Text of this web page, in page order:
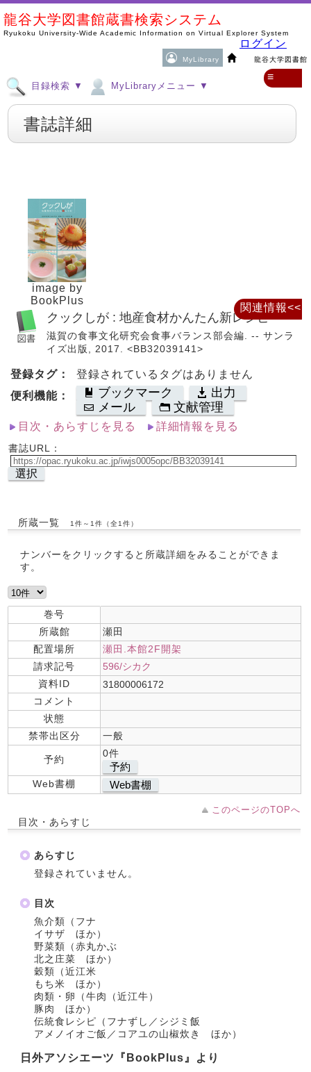
龍谷大学図書館蔵書検索システム
Ryukoku University-Wide Academic Information on Virtual Explorer System
MyLibrary 龍谷大学図書館
ログイン
目録検索 ▼ MyLibraryメニュー ▼
≡
書誌詳細
image by
BookPlus
クックしが : 地産食材かんたん新レシピ
滋賀の食事文化研究会食事バランス部会編. -- サンラ
イズ出版, 2017. <BB32039141>
登録タグ：
登録されているタグはありません
便利機能：
ブックマーク
出力
メール
文献管理
目次・あらすじを見る 詳細情報を見る
書誌URL：
選択
所蔵一覧 1件～1件（全1件）
ナンバーをクリックすると所蔵詳細をみることができま
す。
巻号
所蔵館
瀬田
配置場所
瀬田.本館2F開架
請求記号
596/シカク
資料ID
31800006172
コメント
状態
禁帯出区分
一般
予約
0件
予約
Web書棚 Web書棚
このページのTOPへ
目次・あらすじ
あらすじ
登録されていません。
目次
魚介類（フナ
イサザ ほか）
野菜類（赤丸かぶ
北之庄菜 ほか）
穀類（近江米
もち米 ほか）
肉類・卵（牛肉（近江牛）
豚肉 ほか）
伝統食レシピ（フナずし／シジミ飯
アメノイオご飯／コアユの山椒炊き ほか）
日外アソシエーツ『BookPlus』より
関連情報<<